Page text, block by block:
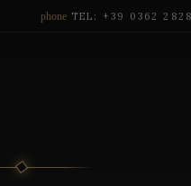
phone TEL: +39 0362